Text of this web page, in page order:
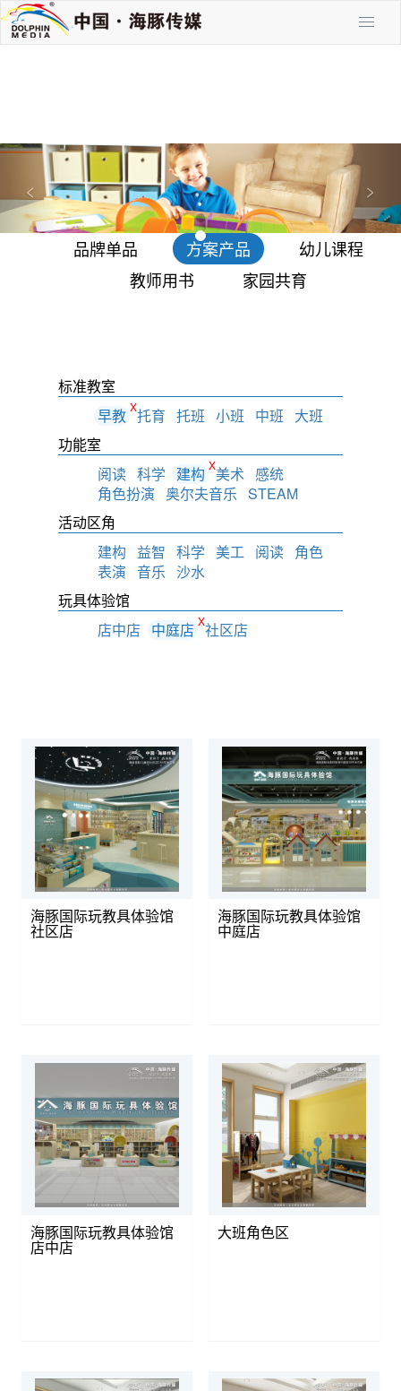
<
P
e
v
>
x
t
品牌单品 方案产品
幼儿课程
教师用书
家园共育
标准教室
早教 X托育 托班 小班 中班
大班
功能室
阅读 科学 建构 X美术 感统
角色扮演
奥尔夫音乐 STEAM
活动区角
建构
益智 科学 美工 阅读 角色
表演 音乐 沙水
玩具体验馆
店中店
中庭店 X社区店
海豚国际玩教具体验馆
社区店
海豚国际玩教具体验馆
中庭店
海豚国际玩教具体验馆
店中店
大班角色区